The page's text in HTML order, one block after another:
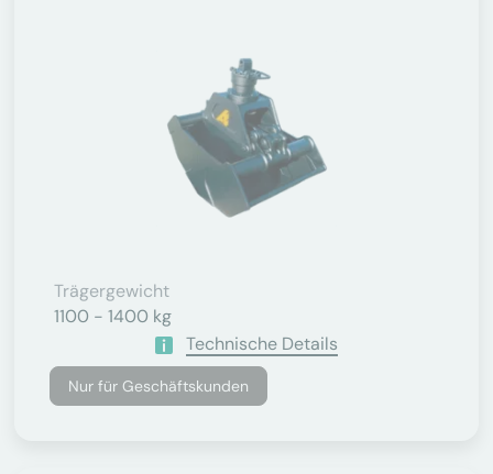
Trägergewicht
1100 - 1400 kg
Technische Details
Nur für Geschäftskunden